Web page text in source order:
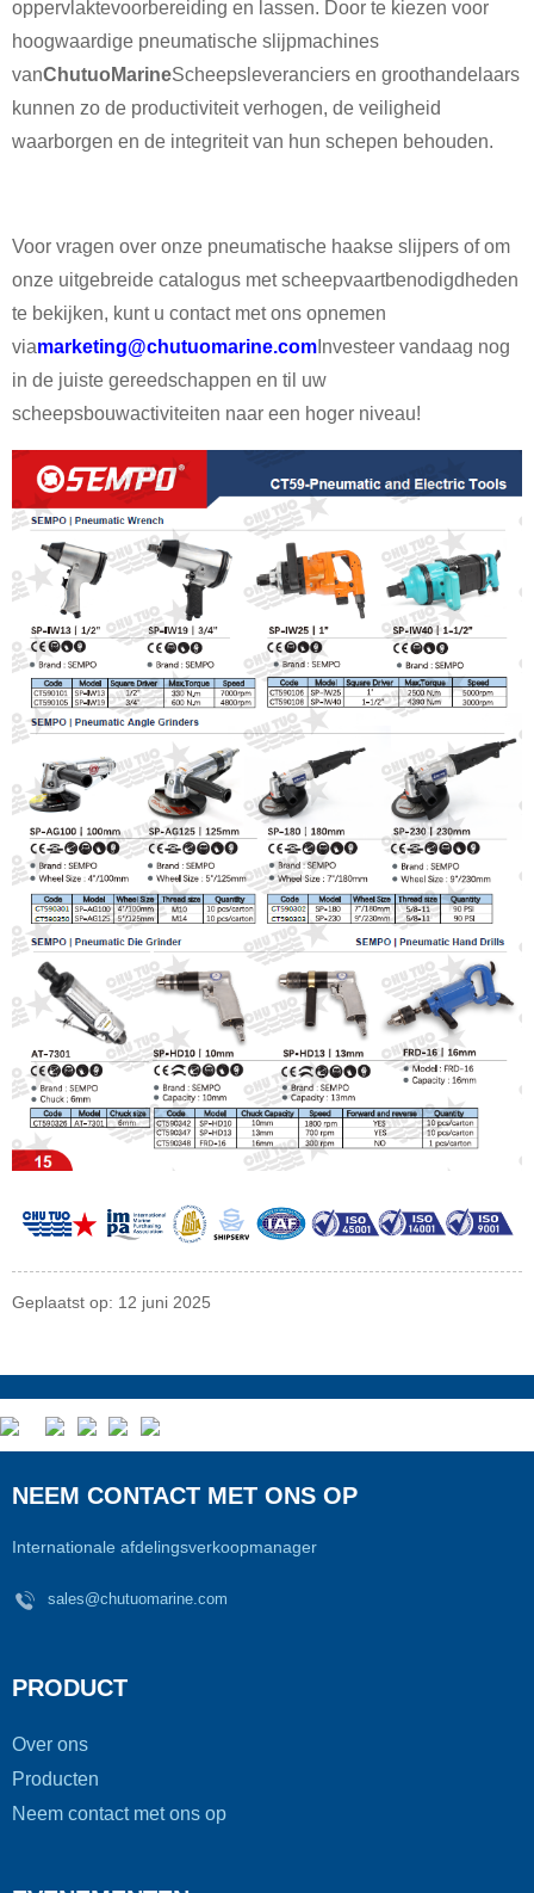
oppervlaktevoorbereiding en lassen. Door te kiezen voor
hoogwaardige pneumatische slijpmachines
vanChutuoMarineScheepsleveranciers en groothandelaars
kunnen zo de productiviteit verhogen, de veiligheid
waarborgen en de integriteit van hun schepen behouden.
Voor vragen over onze pneumatische haakse slijpers of om
onze uitgebreide catalogus met scheepvaartbenodigdheden
te bekijken, kunt u contact met ons opnemen
viamarketing@chutuomarine.com Investeer vandaag nog
in de juiste gereedschappen en til uw
scheepsbouwactiviteiten naar een hoger niveau!
Geplaatst op: 12 juni 2025
NEEM CONTACT MET ONS OP
Internationale afdelingsverkoopmanager
sales@chutuomarine.com
PRODUCT
Over ons
Producten
Neem contact met ons op